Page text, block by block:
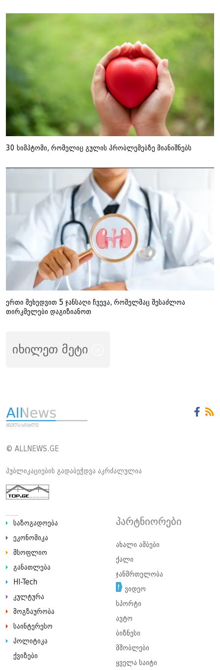
30 სიმპტომი, რომელიც გულის პრობლემებზე მიანიშნებს
ერთი შეხედვით 5 ჯანსაღი ჩვევა, რომელმაც შესაძლოა
თირკმელები დაგიზიანოთ
იხილეთ მეტი
© ALLNEWS.GE
პუბლიკაციების გადაბეჭდვა აკრძალულია
საზოგადოება
ეკონომიკა
მსოფლიო
განათლება
HI-Tech
კულტურა
მოგზაურობა
საინტერესო
პოლიტიკა
ქვიზები
პარტნიორები
ახალი ამბები
ქალი
ჯანმრთელობა
ვიდეო
სპორტი
ავტო
ბიზნესი
მშობლები
ყველა საიტი